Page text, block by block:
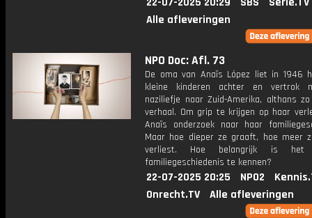
Alle afleveringen
NPO Doc: Afl. 73
De oma van Anaïs López liet in 1946
kleine kinderen achter en vertrok
naziliefje naar Zuid-Amerika, althans
verhaal. Om grip te krijgen op haar
Anaïs onderzoek naar haar
Maar hoe dieper ze graaft, hoe meer
verliest. Hoe belangrijk is
familiegeschiedenis te kennen?
22-07-2025 20:25 NPO2
Onrecht.TV
Alle afleveringen